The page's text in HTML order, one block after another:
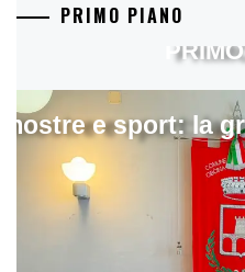
PRIMO PIANO
e sport: la